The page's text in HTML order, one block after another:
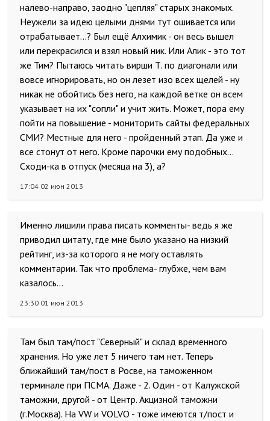
налево-направо, заодно "цепляя" старых знакомых.
Неужели за идею целыми днями тут ошивается или
отрабатывает...? Был ещё Алхимик - он весь вышел
или перекрасился и взял новый ник. Или Алик - это тот
же Тим? Пытаюсь читать вирши Т. по диагонали или
вовсе игнорировать, но он лезет изо всех щелей - ну
никак не обойтись без него, на каждой ветке он всем
указывает на их "сопли" и учит жить. Может, пора ему
пойти на повышение - мониторить сайты федеральных
СМИ? Местные для него - пройденный этап. Да уже и
все стонут от него. Кроме парочки ему подобных...
Сходи-ка в отпуск (месяца на 3), а?
17:04 02 июн 2013
Именно лишили права писать комменты- ведь я же
приводил цитату, где мне было указано на низкий
рейтинг, из-за которого я не могу оставлять
комментарии. Так что проблема- глубже, чем вам
казалось...
23:30 01 июн 2013
Там был там/пост "Северный" и склад временного
хранения. Но уже лет 5 ничего там нет. Теперь
ближайший там/пост в Росве, на таможенном
терминале при ПСМА. Даже - 2. Один - от Калужской
таможни, другой - от Центр. Акцизной таможни
(г.Москва). На VW и VOLVO - тоже имеются т/пост и